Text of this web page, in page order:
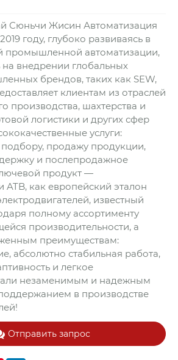
Сюньчи Жисин Автоматизация
году, глубоко развиваясь в
промышленной автоматизации,
на внедрении глобальных
брендов, таких как SEW,
клиентам из отраслей
производства, шахтерства и
логистики и других сфер
услуги:
продажу продукции,
и послепродажное
продукт —
ATB, как европейский эталон
известный
полному ассортименту
производительности, а
преимуществам:
абсолютно стабильная работа,
и легкое
незаменимым и надежным
в производстве
Отправить запрос